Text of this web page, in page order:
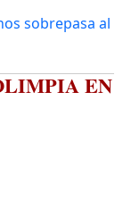
sobrepasa al
EN